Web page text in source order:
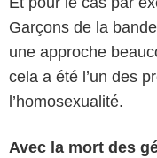
Garçons de la
une approche
cela a été l’un des
l’homosexualité.
Avec la mort des